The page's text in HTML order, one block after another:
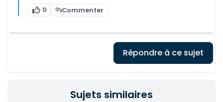
0 Commenter
Répondre à ce sujet
Sujets similaires